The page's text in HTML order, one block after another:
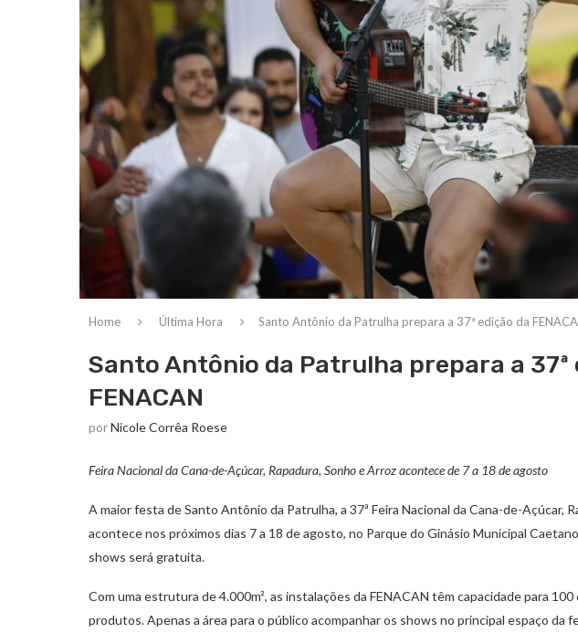
Home Última Hora Santo Antônio da Patrulha prepara a 37ª edição da
Santo Antônio da Patrulha prepara a 37ª
FENACAN
porNicole Corrêa Roese
Feira Nacional da Cana-de-Açúcar, Rapadura, Sonho e Arroz acontece de 7 a 18 de agosto
A maior festa de Santo Antônio da Patrulha, a 37ª Feira Nacional da Cana-de-Açúcar,
acontece nos próximos dias 7 a 18 de agosto, no Parque do Ginásio Municipal
shows será gratuita.
Com uma estrutura de 4.000m², as instalações da FENACAN têm capacidade para
produtos. Apenas a área para o público acompanhar os shows no principal espaço da